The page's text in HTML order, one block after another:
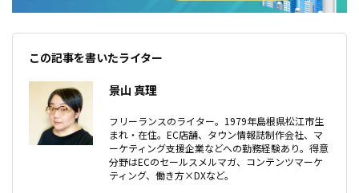
この記事を書いたライター
景山 真理
フリーランスのライター。1979年島根県松江市生
まれ・在住。EC店舗、タウン情報誌制作会社、マ
ーケティング支援企業などへの勤務経験あり。得意
分野はECのセールスメルマガ、コンテンツマーケ
ティング、働き方×DXなど。